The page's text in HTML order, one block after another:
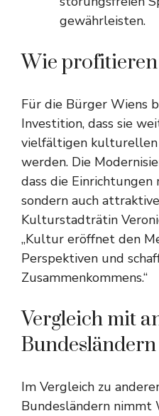
gewährleisten.
Wie
Für die Bürger Wiens
Investition, dass sie
vielfältigen kulturellen
werden. Die
dass die Einrichtungen
sondern auch
Kulturstadträtin
„Kultur eröffnet den
Perspektiven und
Zusammenkommens.“
Vergleich mit
Bundesländern
Im Vergleich zu
Bundesländern nimmt